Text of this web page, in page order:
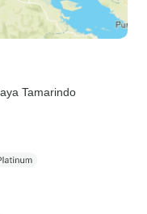
Tamarindo